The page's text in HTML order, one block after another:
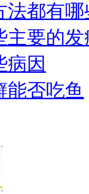
法都有哪
主要的
病因
能否吃鱼